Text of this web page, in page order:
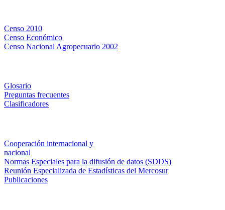
Censo 2010
Censo Económico
Censo Nacional Agropecuario 2002
Glosario
Preguntas frecuentes
Clasificadores
Cooperación internacional y
nacional
Normas Especiales para la difusión de datos (SDDS)
Reunión Especializada de Estadísticas del Mercosur
Publicaciones